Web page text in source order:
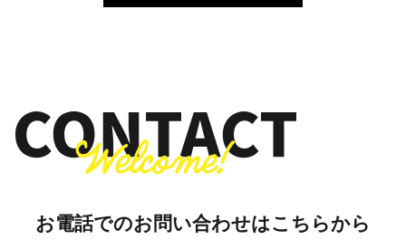
お電話でのお問い合わせはこちらから